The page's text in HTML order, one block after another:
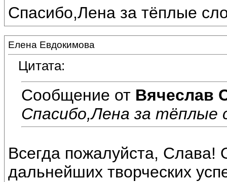
Спасибо,Лена за тёплые
Елена Евдокимова
Цитата:
Сообщение от Вячеслав
Спасибо,Лена за тёплые
Всегда пожалуйста,
дальнейших творческих